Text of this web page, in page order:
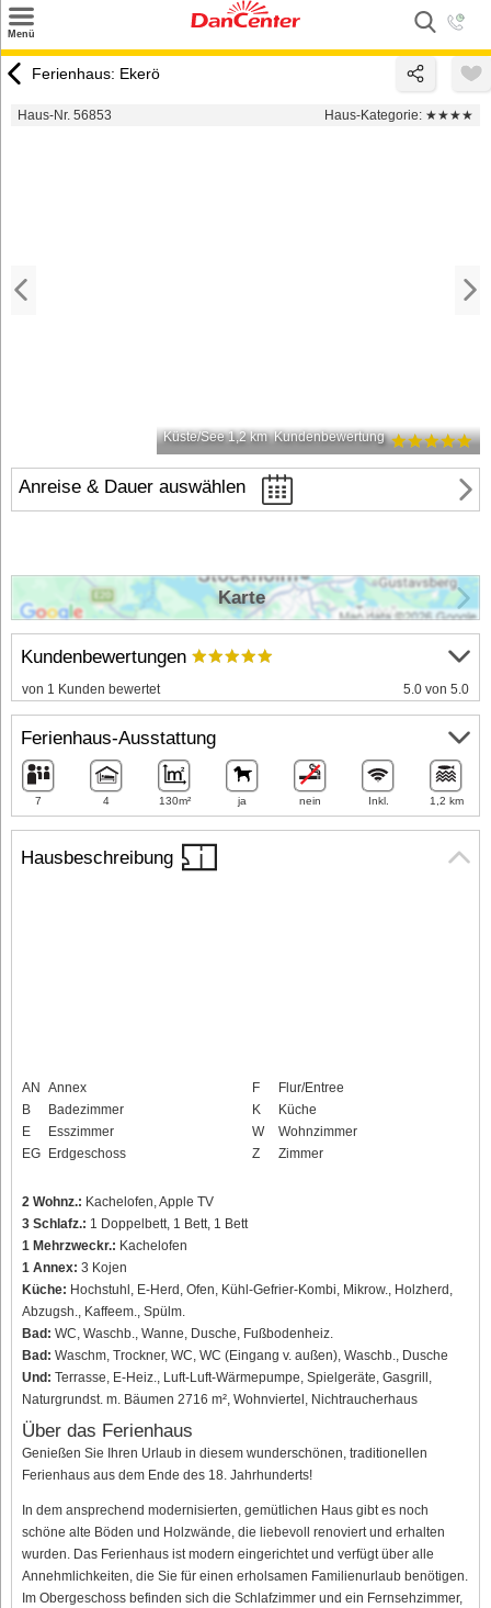
Menü
Urlaubsziele
Ferienhaus: Ekerö
Haus-Nr. 56853 Haus-Kategorie: ★★★★
Küste/See 1,2 km Kundenbewertung
Anreise & Dauer auswählen
Hausbeschreibung
AN Annex
B
Badezimmer
E
Esszimmer
EG Erdgeschoss
F
Flur/Entree
K
Küche
W
Wohnzimmer
Z
Zimmer
2 Wohnz.: Kachelofen, Apple TV
3 Schlafz.: 1 Doppelbett, 1 Bett, 1 Bett
1 Mehrzweckr.: Kachelofen
1 Annex: 3 Kojen
Küche: Hochstuhl, E-Herd, Ofen, Kühl-Gefrier-Kombi, Mikrow., Holzherd,
Abzugsh., Kaffeem., Spülm.
Bad: WC, Waschb., Wanne, Dusche, Fußbodenheiz.
Bad: Waschm, Trockner, WC, WC (Eingang v. außen), Waschb., Dusche
Und: Terrasse, E-Heiz., Luft-Luft-Wärmepumpe, Spielgeräte, Gasgrill,
Naturgrundst. m. Bäumen 2716 m², Wohnviertel, Nichtraucherhaus
Über das Ferienhaus
Genießen Sie Ihren Urlaub in diesem wunderschönen, traditionellen
Ferienhaus aus dem Ende des 18. Jahrhunderts!
In dem ansprechend modernisierten, gemütlichen Haus gibt es noch
schöne alte Böden und Holzwände, die liebevoll renoviert und erhalten
wurden. Das Ferienhaus ist modern eingerichtet und verfügt über alle
Annehmlichkeiten, die Sie für einen erholsamen Familienurlaub benötigen.
Im Obergeschoss befinden sich die Schlafzimmer und ein Fernsehzimmer,
Kundenbewertungen
von 1 Kunden bewertet 5.0 von 5.0
Ferienhaus-Ausstattung
7 4 130m² ja nein Inkl. 1,2 km
Karte